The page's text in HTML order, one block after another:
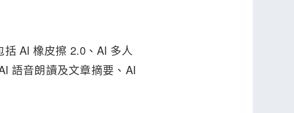
AI 橡皮擦 2.0、AI 多人
語音朗讀及文章摘要、AI